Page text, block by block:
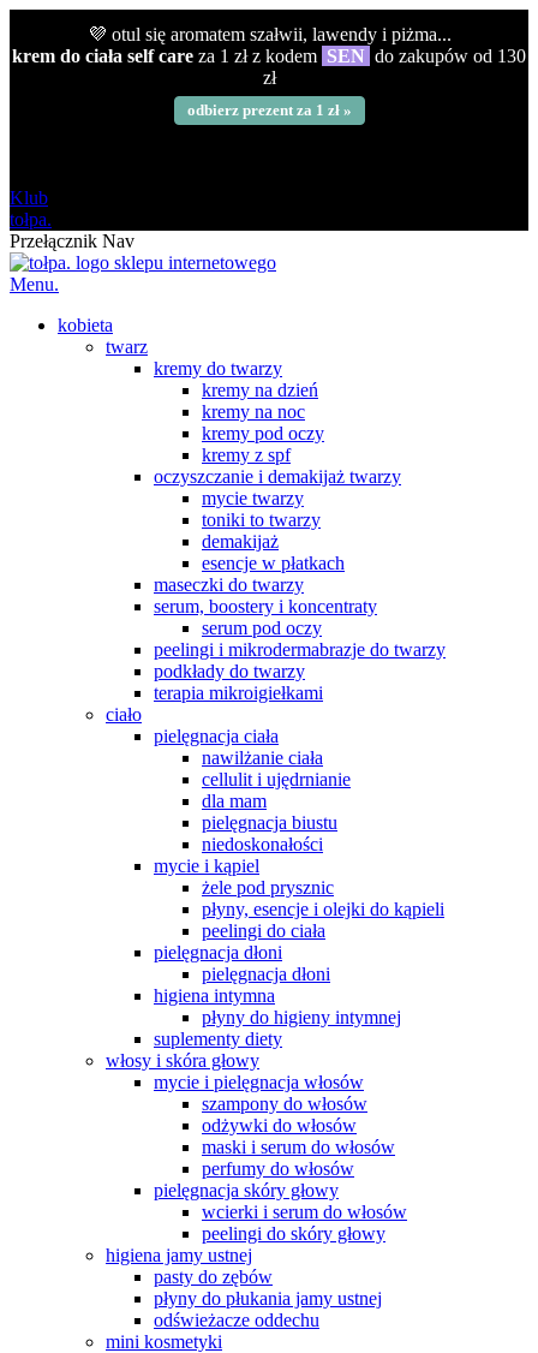
💜 otul się aromatem szałwii, lawendy i piżma...
krem do ciała self care za 1 zł z kodem SEN do zakupów od 130
zł
odbierz prezent za 1 zł »
Klub
tołpa.
Przełącznik Nav
Menu.
kobieta
twarz
kremy do twarzy
kremy na dzień
kremy na noc
kremy pod oczy
kremy z spf
oczyszczanie i demakijaż twarzy
mycie twarzy
toniki to twarzy
demakijaż
esencje w płatkach
maseczki do twarzy
serum, boostery i koncentraty
serum pod oczy
peelingi i mikrodermabrazje do twarzy
podkłady do twarzy
terapia mikroigiełkami
ciało
pielęgnacja ciała
nawilżanie ciała
cellulit i ujędrnianie
dla mam
pielęgnacja biustu
niedoskonałości
mycie i kąpiel
żele pod prysznic
płyny, esencje i olejki do kąpieli
peelingi do ciała
pielęgnacja dłoni
pielęgnacja dłoni
higiena intymna
płyny do higieny intymnej
suplementy diety
włosy i skóra głowy
mycie i pielęgnacja włosów
szampony do włosów
odżywki do włosów
maski i serum do włosów
perfumy do włosów
pielęgnacja skóry głowy
wcierki i serum do włosów
peelingi do skóry głowy
higiena jamy ustnej
pasty do zębów
płyny do płukania jamy ustnej
odświeżacze oddechu
mini kosmetyki